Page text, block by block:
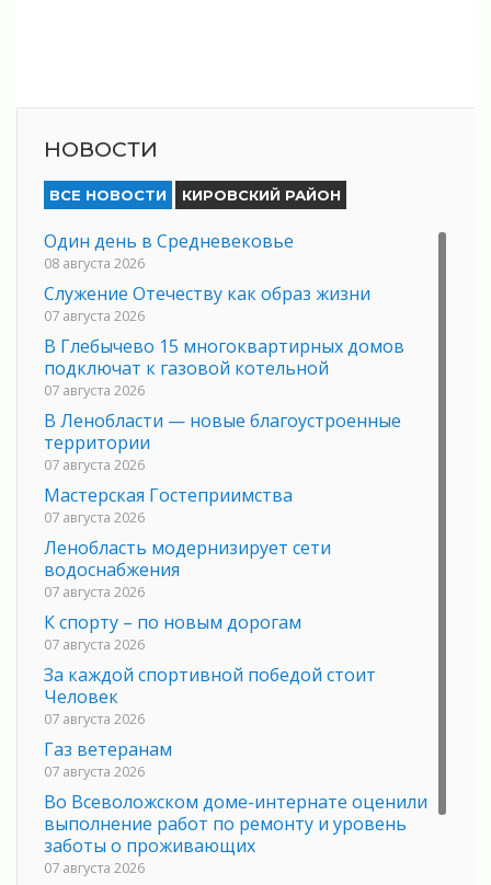
НОВОСТИ
ВСЕ НОВОСТИ КИРОВСКИЙ РАЙОН
Один день в Средневековье
08 августа 2026
Служение Отечеству как образ жизни
07 августа 2026
В Глебычево 15 многоквартирных домов
подключат к газовой котельной
07 августа 2026
В Ленобласти — новые благоустроенные
территории
07 августа 2026
Мастерская Гостеприимства
07 августа 2026
Ленобласть модернизирует сети
водоснабжения
07 августа 2026
К спорту – по новым дорогам
07 августа 2026
За каждой спортивной победой стоит
Человек
07 августа 2026
Газ ветеранам
07 августа 2026
Во Всеволожском доме-интернате оценили
выполнение работ по ремонту и уровень
заботы о проживающих
07 августа 2026